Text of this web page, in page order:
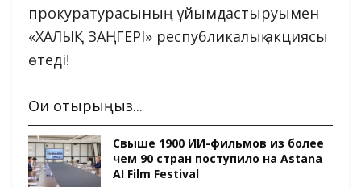
прокуратурасының ұйымдастыруымен
«ХАЛЫҚ ЗАҢГЕРІ» республикалық акциясы
өтеді!
Оқи отырыңыз...
Свыше 1900 ИИ-фильмов из более
чем 90 стран поступило на Astana
AI Film Festival